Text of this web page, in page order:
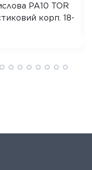
PA10 TOR
корп. 18-